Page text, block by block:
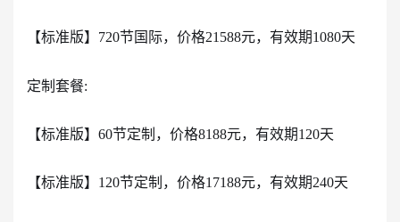
【标准版】720节国际，价格21588元，有效期1080天
定制套餐:
【标准版】60节定制，价格8188元，有效期120天
【标准版】120节定制，价格17188元，有效期240天